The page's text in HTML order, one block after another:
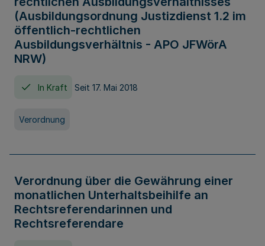
(Ausbildungsordnung Justizdienst 1.2 im
öffentlich-rechtlichen
Ausbildungsverhältnis - APO JFWörA
NRW)
In Kraft Seit 17. Mai 2018
Verordnung
Verordnung über die Gewährung einer
monatlichen Unterhaltsbeihilfe an
Rechtsreferendarinnen und
Rechtsreferendare